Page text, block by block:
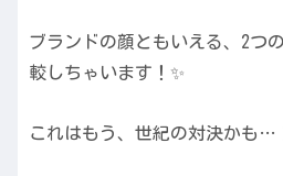
ブランドの顔ともいえる、2つ
較しちゃいます！✨
これはもう、世紀の対決かも…